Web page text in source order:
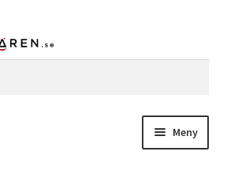
Meny